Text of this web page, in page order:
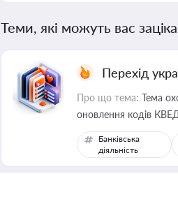
Теми, які можуть вас
Перехід
Про що тема: Тема
оновлення кодів
Банківська
діяльність